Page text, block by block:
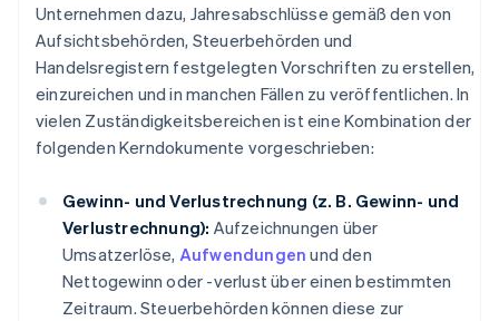
Unternehmen dazu, Jahresabschlüsse gemäß den von
Aufsichtsbehörden, Steuerbehörden und
Handelsregistern festgelegten Vorschriften zu erstellen,
einzureichen und in manchen Fällen zu veröffentlichen. In
vielen Zuständigkeitsbereichen ist eine Kombination der
folgenden Kerndokumente vorgeschrieben:
Gewinn- und Verlustrechnung (z. B. Gewinn- und
Verlustrechnung): Aufzeichnungen über
Umsatzerlöse, Aufwendungen und den
Nettogewinn oder -verlust über einen bestimmten
Zeitraum. Steuerbehörden können diese zur